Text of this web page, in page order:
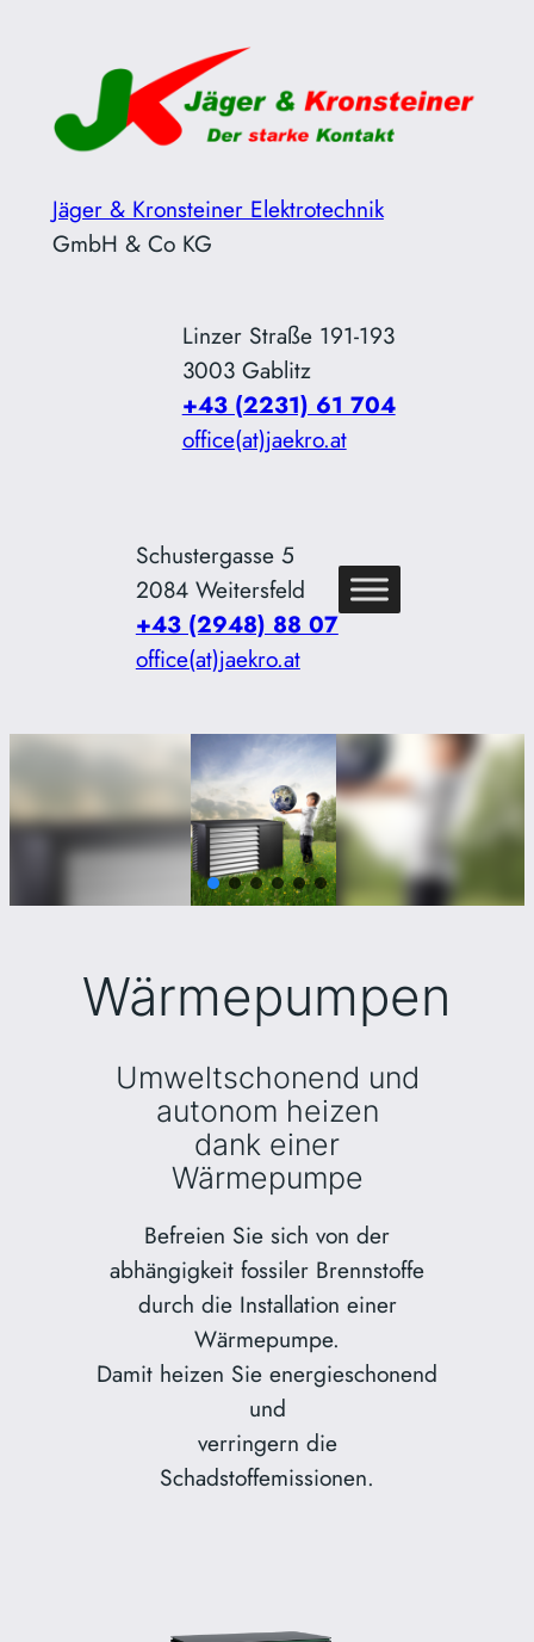
Jäger & Kronsteiner Elektrotechnik
GmbH & Co KG
Linzer Straße 191-193
3003 Gablitz
+43 (2231) 61 704
office(at)jaekro.at
Schustergasse 5
2084 Weitersfeld
+43 (2948) 88 07
office(at)jaekro.at
Wärmepumpen
Umweltschonend und
autonom heizen
dank einer
Wärmepumpe
Befreien Sie sich von der
abhängigkeit fossiler Brennstoffe
durch die Installation einer
Wärmepumpe.
Damit heizen Sie energieschonend
und
verringern die
Schadstoffemissionen.